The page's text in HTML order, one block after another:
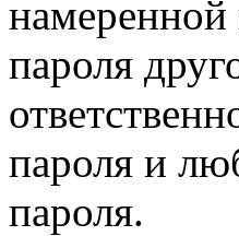
намеренной
пароля
пароля и
пароля.